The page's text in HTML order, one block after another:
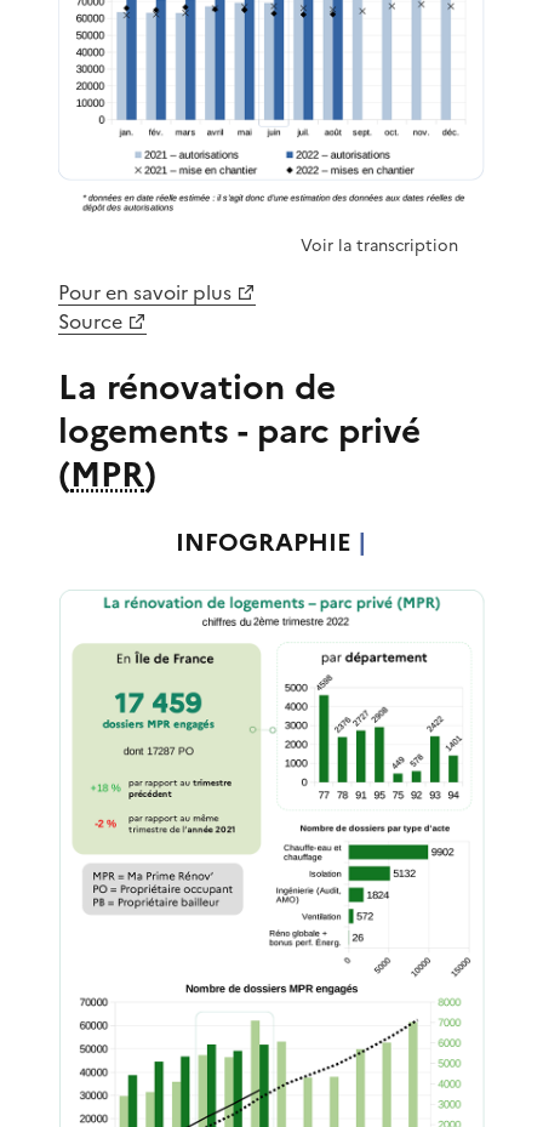
Voir la transcription
Pour en savoir plus
Source
La rénovation de
logements - parc privé
(MPR)
INFOGRAPHIE |